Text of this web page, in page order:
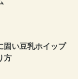
固い豆乳ホイップ
方